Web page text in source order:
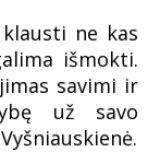
klausti ne kas
išmokti.
savimi ir
už savo